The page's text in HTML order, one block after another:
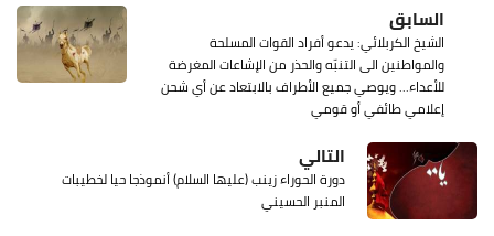
السابق
الشيخ الكربلائي: يدعو أفراد القوات المسلحة
والمواطنين الى التنبّه والحذر من الإشاعات المغرضة
للأعداء... ويوصي جميع الأطراف بالابتعاد عن أي شحن
إعلامي طائفي أو قومي
التالي
دورة الحوراء زينب (عليها السلام) أنموذجا حيا لخطيبات
المنبر الحسيني